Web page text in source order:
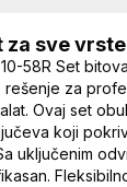
za sve
58R Set
za
Ovaj set
koji
uključenim